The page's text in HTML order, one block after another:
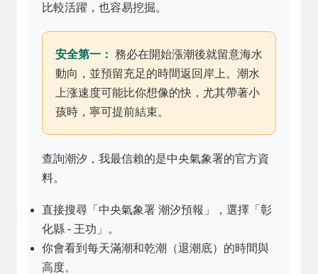
比較活躍，也容易挖掘。
安全第一： 務必在開始漲潮後就留意海水
動向，並預留充足的時間返回岸上。潮水
上涨速度可能比你想像的快，尤其帶著小
孩時，寧可提前結束。
查詢潮汐，我最信賴的是中央氣象署的官方資
料。
直接搜尋「中央氣象署 潮汐預報」，選擇「彰
化縣 - 王功」。
你會看到每天滿潮和乾潮（退潮底）的時間與
高度。